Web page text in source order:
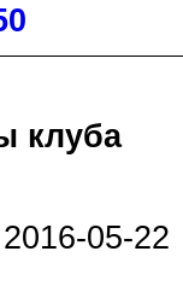
клуба
05-22